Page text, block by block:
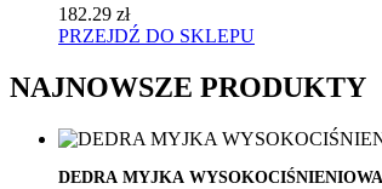
182.29 zł
PRZEJDŹ DO SKLEPU
NAJNOWSZE PRODUKTY
DEDRA MYJKA WYSOKOCIŚNIENIOWA